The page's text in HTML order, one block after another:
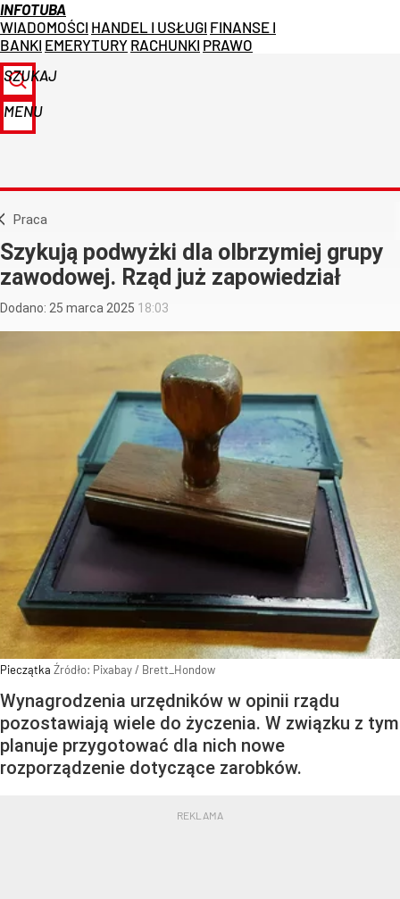
INFOTUBA
WIADOMOŚCI HANDEL I USŁUGI FINANSE I
BANKI EMERYTURY RACHUNKI PRAWO
SZUKAJ
MENU
Praca
Szykują podwyżki dla olbrzymiej grupy
zawodowej. Rząd już zapowiedział
Dodano: 25 marca 2025 18:03
Pieczątka Źródło: Pixabay/ Brett_Hondow
Wynagrodzenia urzędników w opinii rządu
pozostawiają wiele do życzenia. W związku z tym
planuje przygotować dla nich nowe
rozporządzenie dotyczące zarobków.